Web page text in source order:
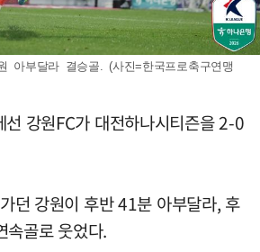
아부달라 결승골. (사진=한국프로축구연맹
선 강원FC가 대전하나시티즌을 2-0
던 강원이 후반 41분 아부달라, 후
속골로 웃었다.